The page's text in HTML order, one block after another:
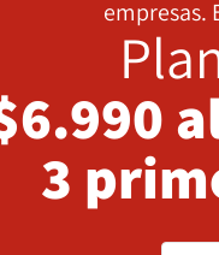
empresas.
3